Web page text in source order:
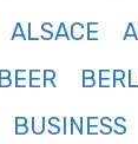
ALSACE
BEER
BUSINESS